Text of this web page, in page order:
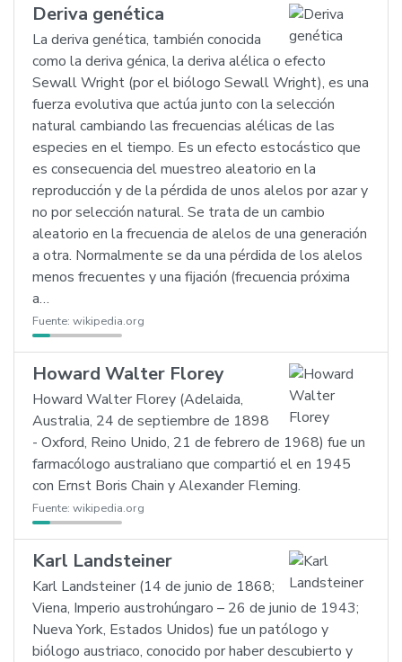
Deriva genética
La deriva genética, también conocida
como la deriva génica, la deriva alélica o efecto
Sewall Wright (por el biólogo Sewall Wright), es una
fuerza evolutiva que actúa junto con la selección
natural cambiando las frecuencias alélicas de las
especies en el tiempo. Es un efecto estocástico que
es consecuencia del muestreo aleatorio en la
reproducción y de la pérdida de unos alelos por azar y
no por selección natural. Se trata de un cambio
aleatorio en la frecuencia de alelos de una generación
a otra. Normalmente se da una pérdida de los alelos
menos frecuentes y una fijación (frecuencia próxima
a…
Fuente: wikipedia.org
Howard Walter Florey
Howard Walter Florey (Adelaida,
Australia, 24 de septiembre de 1898
- Oxford, Reino Unido, 21 de febrero de 1968) fue un
farmacólogo australiano que compartió el en 1945
con Ernst Boris Chain y Alexander Fleming.
Fuente: wikipedia.org
Karl Landsteiner
Karl Landsteiner (14 de junio de 1868;
Viena, Imperio austrohúngaro – 26 de junio de 1943;
Nueva York, Estados Unidos) fue un patólogo y
biólogo austriaco, conocido por haber descubierto y